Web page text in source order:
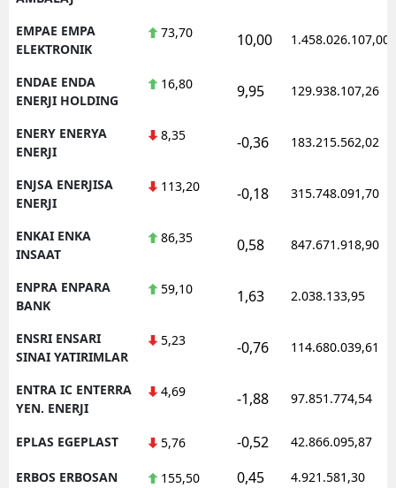
EMPAE EMPA
ELEKTRONIK
73,70 10,00 1.458.026.107,00
ENDAE ENDA
ENERJI HOLDING
16,80 9,95 129.938.107,26
ENERY ENERYA
ENERJI
8,35 -0,36 183.215.562,02
ENJSA ENERJISA
ENERJI
113,20 -0,18 315.748.091,70
ENKAI ENKA
INSAAT
86,35 0,58 847.671.918,90
ENPRA ENPARA
BANK
59,10 1,63 2.038.133,95
ENSRI ENSARI
SINAI YATIRIMLAR
5,23 -0,76 114.680.039,61
ENTRA IC ENTERRA
YEN. ENERJI
4,69 -1,88 97.851.774,54
EPLAS EGEPLAST 5,76 -0,52 42.866.095,87
ERBOS ERBOSAN 155,50 0,45 4.921.581,30